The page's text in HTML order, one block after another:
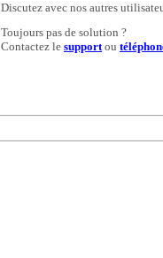
Discutez avec nos autres
Toujours pas de solution ?
Contactez le supportou